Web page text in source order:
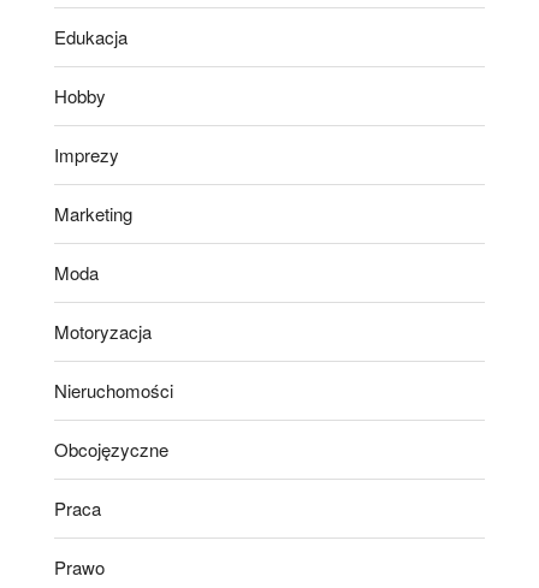
Edukacja
Hobby
Imprezy
Marketing
Moda
Motoryzacja
Nieruchomości
Obcojęzyczne
Praca
Prawo